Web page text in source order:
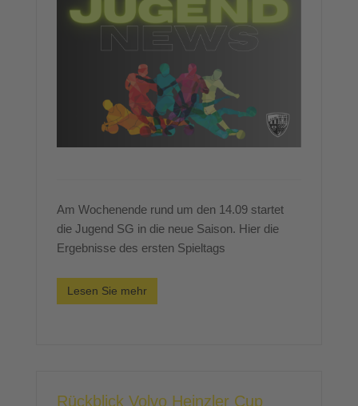
Am Wochenende rund um den 14.09 startet
die Jugend SG in die neue Saison. Hier die
Ergebnisse des ersten Spieltags
Lesen Sie mehr
Rückblick Volvo Heinzler Cup